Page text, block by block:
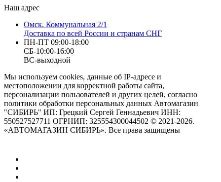
Наш адрес
Омск. Коммунальная 2/1
Доставка по всей России и странам СНГ
ПН-ПТ 09:00-18:00
СБ-10:00-16:00
ВС-выходной
Мы используем cookies, данные об IP-адресе и
местоположении для корректной работы сайта,
персонализации пользователей и других целей, согласно
политики обработки персональных данных Автомагазин
"СИБИРЬ" ИП: Грецкий Сергей Геннадьевич ИНН:
550527527711 ОГРНИП: 325554300044502 © 2021-2026.
«АВТОМАГАЗИН СИБИРЬ». Все права защищены